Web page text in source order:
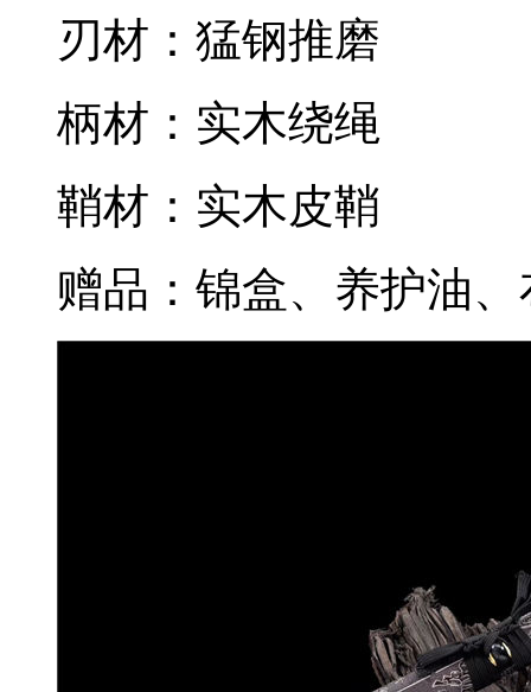
刃材：猛钢推磨
柄材：实木绕绳
鞘材：实木皮鞘
赠品：锦盒、养护油、